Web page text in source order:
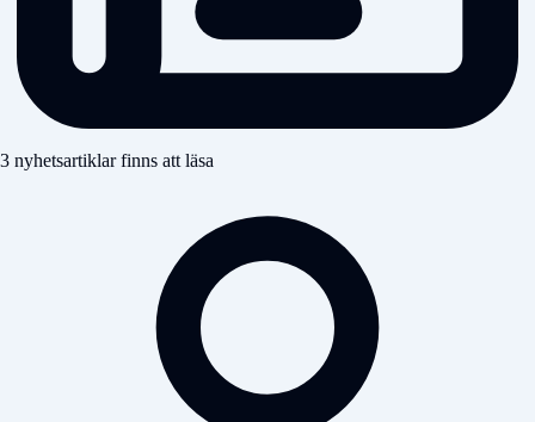
3 nyhetsartiklar finns att läsa